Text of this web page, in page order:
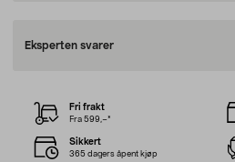
Eksperten svarer
Fri frakt
Fra 599,–*
Sikkert
365 dagers åpent kjøp